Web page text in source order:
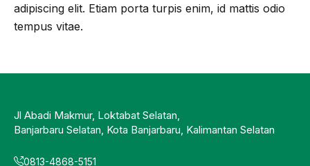
adipiscing elit. Etiam porta turpis enim, id mattis odio
tempus vitae.
Jl Abadi Makmur, Loktabat Selatan,
Banjarbaru Selatan, Kota Banjarbaru, Kalimantan Selatan
0813-4868-5151